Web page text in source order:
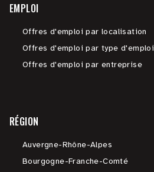
EMPLOI
Offres d'emploi par localisation
Offres d'emploi par type d'emploi
Offres d'emploi par entreprise
RÉGION
Auvergne-Rhône-Alpes
Bourgogne-Franche-Comté